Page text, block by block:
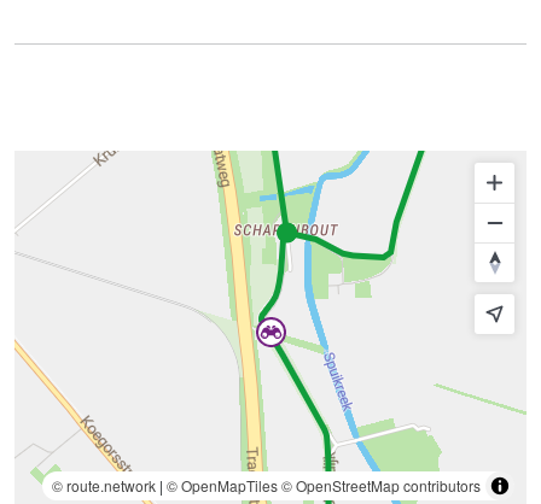
© route.network | © OpenMapTiles© OpenStreetMap contributors